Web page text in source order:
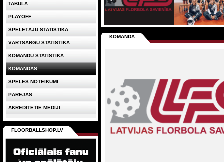
KOMANDA
TABULA
PLAYOFF
SPĒLĒTĀJU STATISTIKA
VĀRTSARGU STATISTIKA
KOMANDU STATISTIKA
KOMANDAS
SPĒLES NOTEIKUMI
PĀREJAS
AKREDITĒTIE MEDIJI
FLOORBALLSHOP.LV